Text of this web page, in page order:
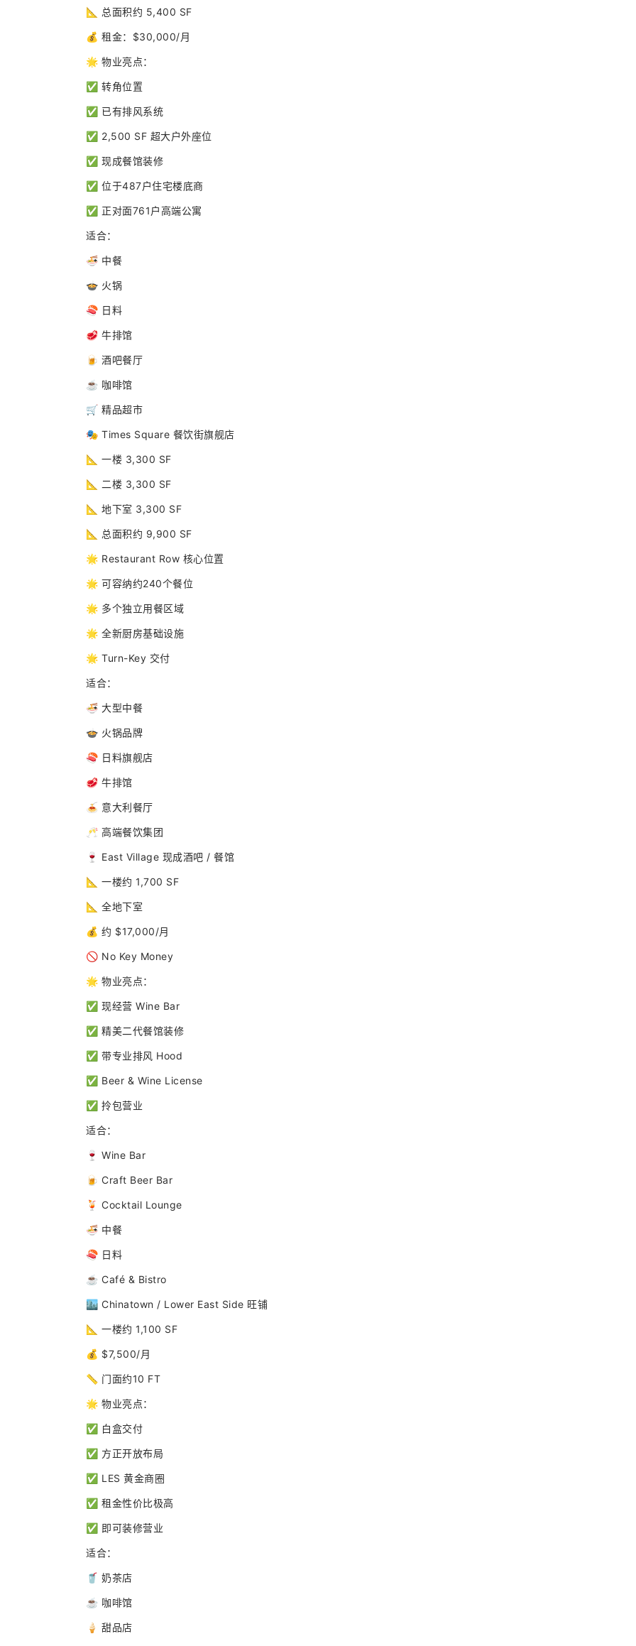
📐 总面积约 5,400 SF
💰 租金：$30,000/月
🌟 物业亮点：
✅ 转角位置
✅ 已有排风系统
✅ 2,500 SF 超大户外座位
✅ 现成餐馆装修
✅ 位于487户住宅楼底商
✅ 正对面761户高端公寓
适合：
🍜 中餐
🍲 火锅
🍣 日料
🥩 牛排馆
🍺 酒吧餐厅
☕ 咖啡馆
🛒 精品超市
🎭 Times Square 餐饮街旗舰店
📐 一楼 3,300 SF
📐 二楼 3,300 SF
📐 地下室 3,300 SF
📐 总面积约 9,900 SF
🌟 Restaurant Row 核心位置
🌟 可容纳约240个餐位
🌟 多个独立用餐区域
🌟 全新厨房基础设施
🌟 Turn-Key 交付
适合：
🍜 大型中餐
🍲 火锅品牌
🍣 日料旗舰店
🥩 牛排馆
🍝 意大利餐厅
🥂 高端餐饮集团
🍷 East Village 现成酒吧 / 餐馆
📐 一楼约 1,700 SF
📐 全地下室
💰 约 $17,000/月
🚫 No Key Money
🌟 物业亮点：
✅ 现经营 Wine Bar
✅ 精美二代餐馆装修
✅ 带专业排风 Hood
✅ Beer & Wine License
✅ 拎包营业
适合：
🍷 Wine Bar
🍺 Craft Beer Bar
🍹 Cocktail Lounge
🍜 中餐
🍣 日料
☕ Café & Bistro
🏙 Chinatown / Lower East Side 旺铺
📐 一楼约 1,100 SF
💰 $7,500/月
📏 门面约10 FT
🌟 物业亮点：
✅ 白盒交付
✅ 方正开放布局
✅ LES 黄金商圈
✅ 租金性价比极高
✅ 即可装修营业
适合：
🥤 奶茶店
☕ 咖啡馆
🍦 甜品店